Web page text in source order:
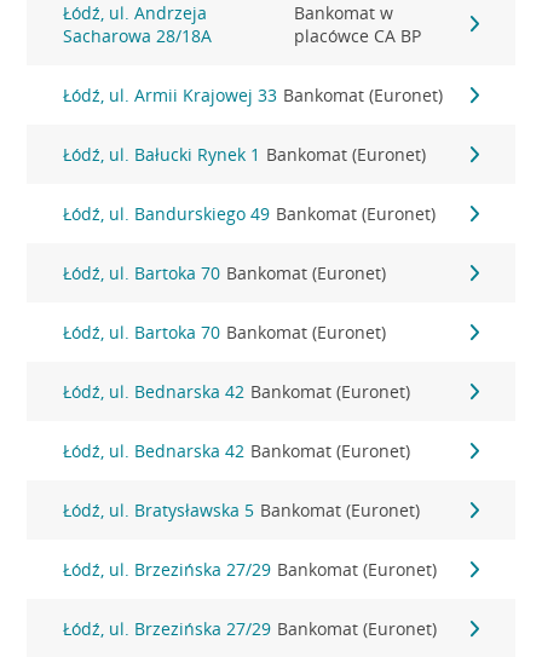
Łódź, ul. Andrzeja
Sacharowa 28/18A
Bankomat w
placówce CA BP
Łódź, ul. Armii Krajowej 33 Bankomat (Euronet)
Łódź, ul. Bałucki Rynek 1 Bankomat (Euronet)
Łódź, ul. Bandurskiego 49 Bankomat (Euronet)
Łódź, ul. Bartoka 70 Bankomat (Euronet)
Łódź, ul. Bartoka 70 Bankomat (Euronet)
Łódź, ul. Bednarska 42 Bankomat (Euronet)
Łódź, ul. Bednarska 42 Bankomat (Euronet)
Łódź, ul. Bratysławska 5 Bankomat (Euronet)
Łódź, ul. Brzezińska 27/29 Bankomat (Euronet)
Łódź, ul. Brzezińska 27/29 Bankomat (Euronet)